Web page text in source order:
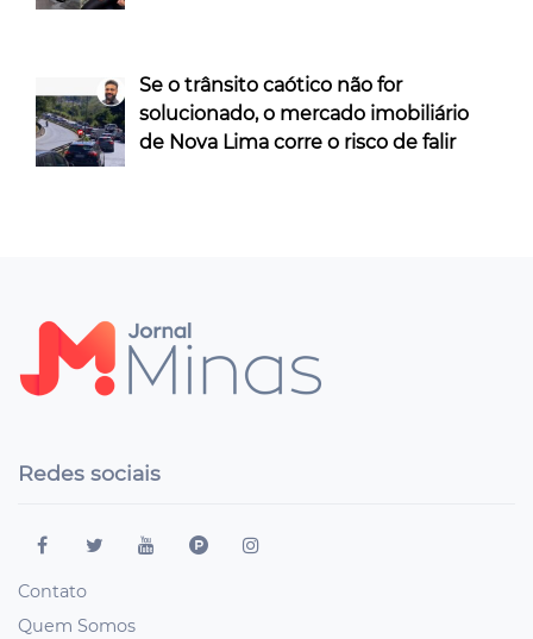
Se o trânsito caótico não for
solucionado, o mercado imobiliário
de Nova Lima corre o risco de falir
Redes sociais
Contato
Quem Somos